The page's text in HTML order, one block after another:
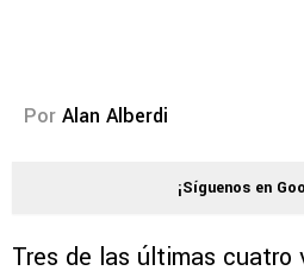
Por Alan Alberdi
¡Síguenos en
Tres de las últimas cuatro